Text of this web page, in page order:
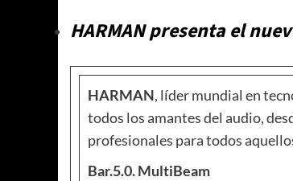
HARMAN presenta el
HARMAN, líder mundial en
todos los amantes del audio,
profesionales para todos
Bar.5.0. MultiBeam